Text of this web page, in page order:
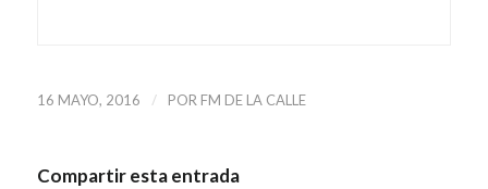
16 MAYO, 2016 / POR FM DE LA CALLE
Compartir esta entrada